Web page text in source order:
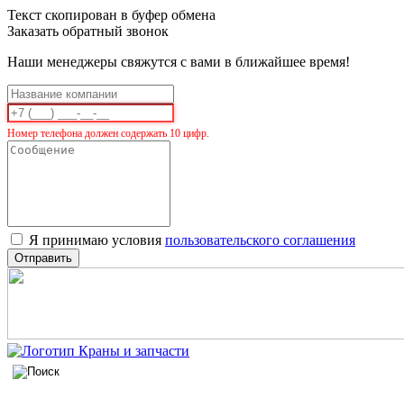
Текст скопирован в буфер обмена
Заказать обратный звонок
Наши менеджеры свяжутся с вами в ближайшее время!
Номер телефона должен содержать 10 цифр.
Я принимаю условия пользовательского соглашения
Отправить